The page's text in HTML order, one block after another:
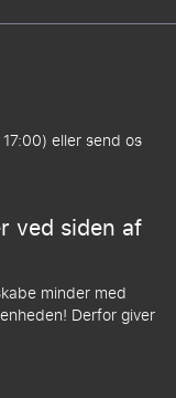
eller send os
ved siden af
minder med
Derfor giver